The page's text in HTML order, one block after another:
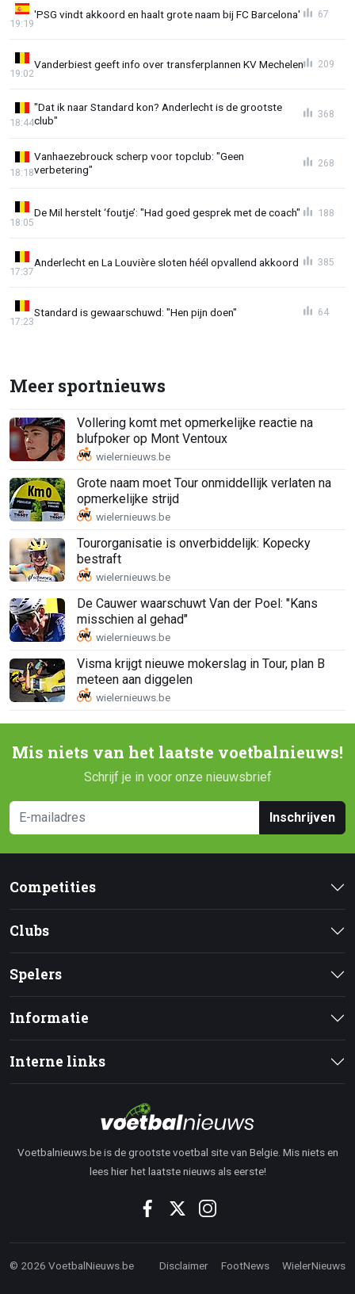
'PSG vindt akkoord en haalt grote naam bij FC Barcelona'
19:19
67
Vanderbiest geeft info over transferplannen KV Mechelen
19:02
209
"Dat ik naar Standard kon? Anderlecht is de grootste
club"
18:44
368
Vanhaezebrouck scherp voor topclub: "Geen
verbetering"
18:18
268
De Mil herstelt ‘foutje’: "Had goed gesprek met de coach"
18:05
188
Anderlecht en La Louvière sloten héél opvallend akkoord
17:37
385
Standard is gewaarschuwd: "Hen pijn doen"
17:23
64
Meer sportnieuws
Vollering komt met opmerkelijke reactie na
blufpoker op Mont Ventoux
Grote naam moet Tour onmiddellijk verlaten na
opmerkelijke strijd
Tourorganisatie is onverbiddelijk: Kopecky
bestraft
De Cauwer waarschuwt Van der Poel: "Kans
misschien al gehad"
Visma krijgt nieuwe mokerslag in Tour, plan B
meteen aan diggelen
Mis niets van het laatste voetbalnieuws!
Schrijf je in voor onze nieuwsbrief
Inschrijven
Competities
Clubs
Spelers
Informatie
Interne links
Voetbalnieuws.be is de grootste voetbal site van Belgie. Mis niets en
lees hier het laatste nieuws als eerste!
© 2026 VoetbalNieuws.be Disclaimer FootNews WielerNieuws